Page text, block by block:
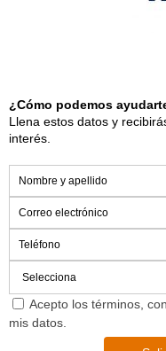
¿Cómo podemos
Llena estos datos y
interés.
Acepto los términos,
mis datos.